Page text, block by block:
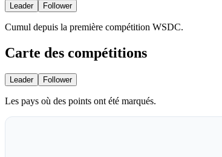
Leader Follower
Cumul depuis la première compétition WSDC.
Carte des compétitions
Leader Follower
Les pays où des points ont été marqués.